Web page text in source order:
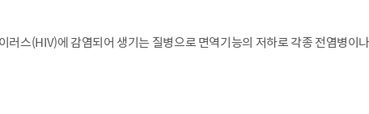
러스(HIV)에 감염되어 생기는 질병으로 면역기능의 저하로 각종 전염병이